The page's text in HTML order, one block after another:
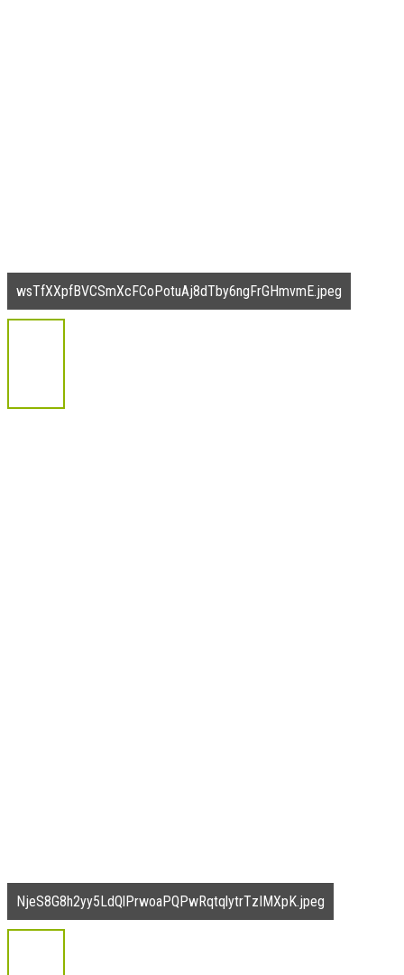
wsTfXXpfBVCSmXcFCoPotuAj8dTby6ngFrGHmvmE.jpeg
NjeS8G8h2yy5LdQlPrwoaPQPwRqtqlytrTzIMXpK.jpeg